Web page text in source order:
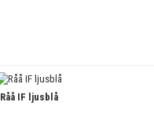
Råå IF ljusblå